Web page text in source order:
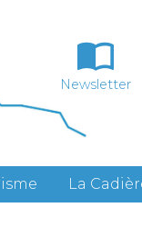
Newsletter
La